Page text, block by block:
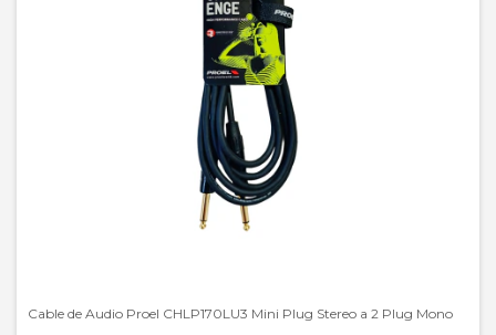
Cable de Audio Proel CHLP170LU3 Mini Plug Stereo a 2 Plug Mono